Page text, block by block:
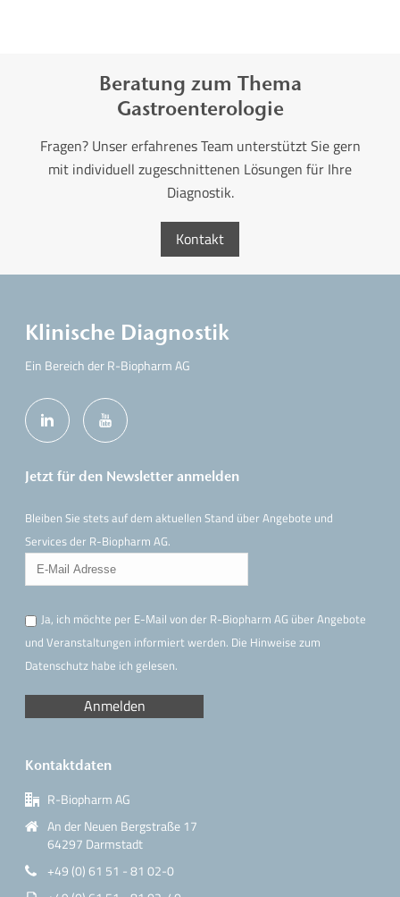
Beratung zum Thema
Gastroenterologie
Fragen? Unser erfahrenes Team unterstützt Sie gern
mit individuell zugeschnittenen Lösungen für Ihre
Diagnostik.
Kontakt
Klinische Diagnostik
Ein Bereich der R-Biopharm AG
Jetzt für den Newsletter anmelden
Bleiben Sie stets auf dem aktuellen Stand über Angebote und
Services der R-Biopharm AG.
Ja, ich möchte per E-Mail von der R-Biopharm AG über Angebote
und Veranstaltungen informiert werden. Die Hinweisezum
Datenschutz habe ich gelesen.
Kontaktdaten
R-Biopharm AG
An der Neuen Bergstraße 17
64297 Darmstadt
+49 (0) 61 51 - 81 02-0